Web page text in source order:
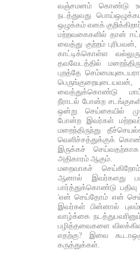
வஞ்சமனம் கொண்டு
நடத்துவது
ஒழுக்கம் எனக்
மற்றவகைகளில் தான்
வைத்து குற்றம்
காட்டிக்கொள்ள
தவவேடத்தில்
புறத்தே
வைத்துக்கொண்டு
நீராடல் போன்ற
ஒன்று செய்கையில்
போன்ற இவர்கள்
மறைந்திருந்து
வெளிச்சத்துக்குக்
இருக்கச்
அதிகாரம் ஆகும்.
மறைவாகச்
ஆனால் இவர்களது
பார்த்துக்கொண்டு
'என் செய்தோம் என்
இவர்கள் பின்னால்
வாழ்க்கை
பழித்தவைகளை
எதற்கு? இவை
கருத்துக்கள்.